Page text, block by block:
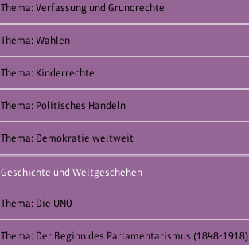
Thema: Verfassung und Grundrechte
Thema: Wahlen
Thema: Kinderrechte
Thema: Politisches Handeln
Thema: Demokratie weltweit
Geschichte und Weltgeschehen
Thema: Die UNO
Thema: Der Beginn des Parlamentarismus (1848-1918)